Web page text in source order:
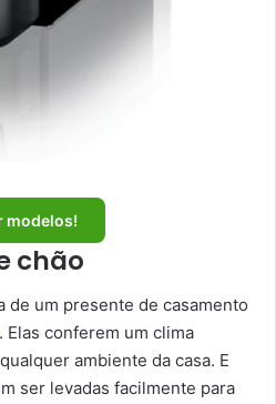
modelos!
chão
de um presente de casamento
. Elas conferem um clima
ambiente da casa. E
ser levadas facilmente para